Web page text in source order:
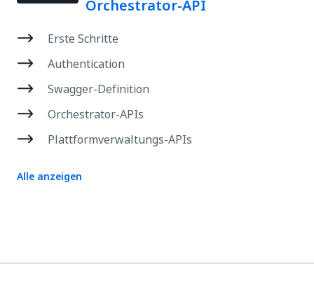
Orchestrator-API
Erste Schritte
Authentication
Swagger-Definition
Orchestrator-APIs
Plattformverwaltungs-APIs
Alle anzeigen